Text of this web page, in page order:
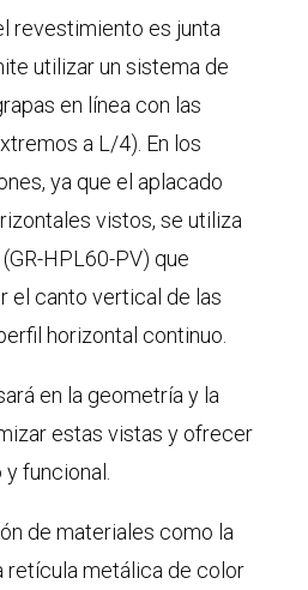
revestimiento es junta
utilizar un sistema de
en línea con las
a L/4). En los
ya que el aplacado
vistos, se utiliza
HPL60-PV) que
el canto vertical de las
horizontal continuo.
en la geometría y la
estas vistas y ofrecer
funcional.
de materiales como la
retícula metálica de color